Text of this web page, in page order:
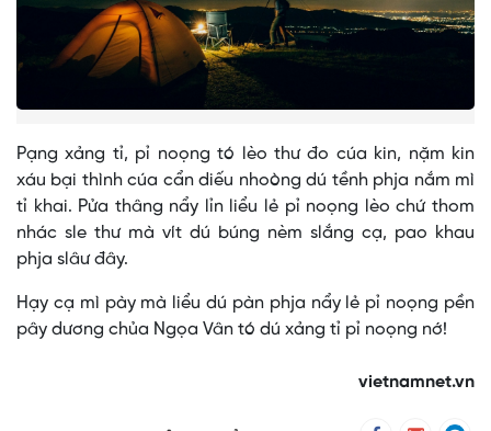
Pạng xảng tỉ, pỉ noọng tó lèo thư đo cúa kin, nặm kin
xáu bại thình cúa cẩn diếu nhoòng dú tềnh phja nắm mì
tỉ khai. Pửa thâng nẩy lỉn liểu lẻ pỉ noọng lèo chứ thom
nhác sle thư mà vít dú búng nèm slắng cạ, pao khau
phja slâư đây.
Hạy cạ mì pày mà liểu dú pàn phja nẩy lẻ pỉ noọng pền
pây dương chủa Ngọa Vân tó dú xảng tỉ pỉ noọng nớ!
vietnamnet.vn